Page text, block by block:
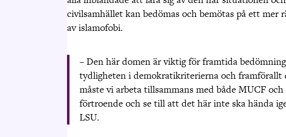
civilsamhället kan bedömas och bemötas på ett mer
avislamofobi.
– Den här domen är viktig för framtida
tydligheten i demokratikriterierna och framförallt
måste vi arbeta tillsammans med både MUCF
förtroende och se till att det här inte ska hända
LSU.